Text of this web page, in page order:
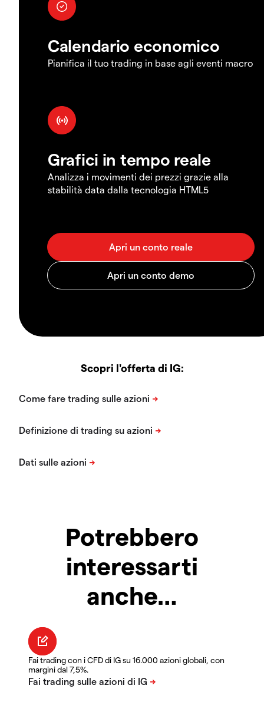
Calendario economico
Pianifica il tuo trading in base agli eventi macro
Grafici in tempo reale
Analizza i movimenti dei prezzi grazie alla
stabilità data dalla tecnologia HTML5
Scopri l'offerta di IG:
Potrebbero
interessarti
anche…
Fai trading con i CFD di IG su 16.000 azioni globali, con
margini dal 7,5%.